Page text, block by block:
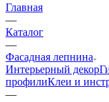
Главная
—
Каталог
—
Фасадная лепнина
Интерьерный декор
профилиКлеи и
—